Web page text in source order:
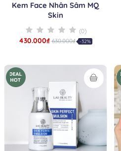
Kem Face Nhân Sâm MQ
Skin
(0)
430.000₫ 630.000₫ -32%